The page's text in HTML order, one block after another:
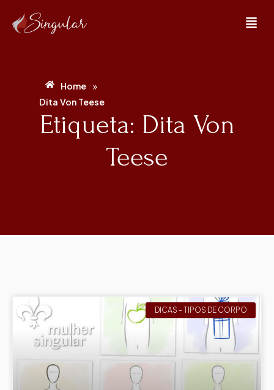
Home »
Dita Von Teese
Etiqueta: Dita Von
Teese
DICAS - TIPOS DE CORPO